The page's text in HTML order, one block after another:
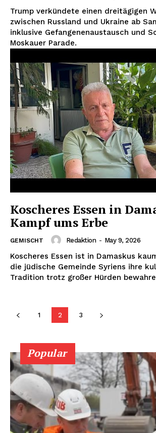
Trump verkündete einen dreitägigen
zwischen Russland und Ukraine ab
inklusive Gefangenenaustausch und
Moskauer Parade.
Koscheres Essen in
Kampf ums Erbe
GEMISCHT Redaktion - May 9, 2026
Koscheres Essen ist in Damaskus
die jüdische Gemeinde Syriens ihre
Tradition trotz großer Hürden
1 2 3
Popular